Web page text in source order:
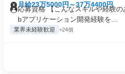
月給23万5000円～37万4400円
応募資格 【こんなスキルや経験
bアプリケーション開発経験を...
業界未経験歓迎 +24個